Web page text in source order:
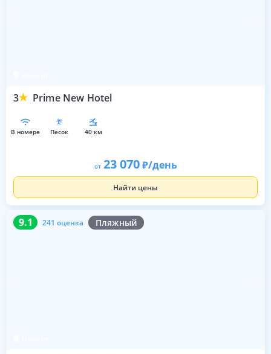
3 Prime New Hotel
в номере песок 40 км
от 23 070 /день
Найти цены
9.1 241 оценка Пляжный
9.1 241 оценка